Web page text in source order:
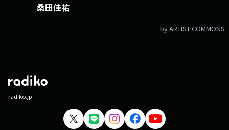
桑田佳祐
by ARTIST COMMONS
radiko.jp